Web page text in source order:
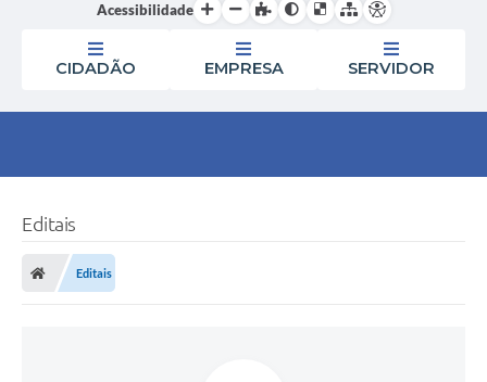
Acessibilidade
CIDADÃO EMPRESA SERVIDOR
Editais
Editais